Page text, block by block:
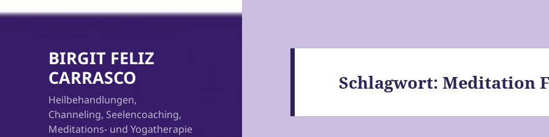
BIRGIT FELIZ
CARRASCO
Heilbehandlungen,
Channeling, Seelencoaching,
Meditations- und Yogatherapie
Schlagwort:Meditation